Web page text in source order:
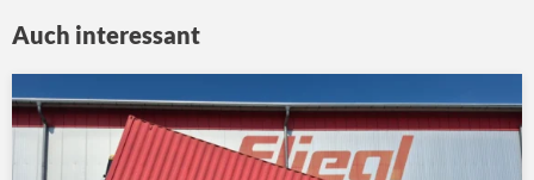
Auch interessant